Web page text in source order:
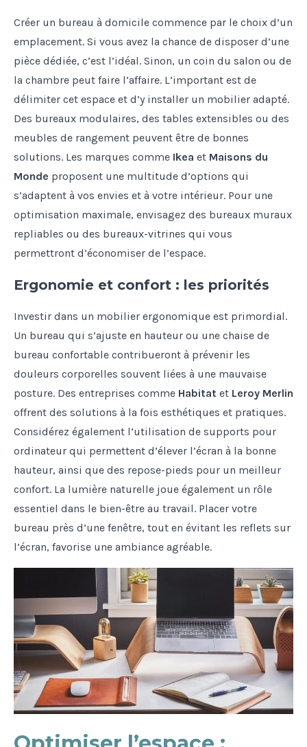
Créer un bureau à domicile commence par le choix d’un
emplacement. Si vous avez la chance de disposer d’une
pièce dédiée, c’est l’idéal. Sinon, un coin du salon ou de
la chambre peut faire l’affaire. L’important est de
délimiter cet espace et d’y installer un mobilier adapté.
Des bureaux modulaires, des tables extensibles ou des
meubles de rangement peuvent être de bonnes
solutions. Les marques comme Ikea et Maisons du
Monde proposent une multitude d’options qui
s’adaptent à vos envies et à votre intérieur. Pour une
optimisation maximale, envisagez des bureaux muraux
repliables ou des bureaux-vitrines qui vous
permettront d’économiser de l’espace.
Ergonomie et confort : les priorités
Investir dans un mobilier ergonomique est primordial.
Un bureau qui s’ajuste en hauteur ou une chaise de
bureau confortable contribueront à prévenir les
douleurs corporelles souvent liées à une mauvaise
posture. Des entreprises comme Habitat et Leroy Merlin
offrent des solutions à la fois esthétiques et pratiques.
Considérez également l’utilisation de supports pour
ordinateur qui permettent d’élever l’écran à la bonne
hauteur, ainsi que des repose-pieds pour un meilleur
confort. La lumière naturelle joue également un rôle
essentiel dans le bien-être au travail. Placer votre
bureau près d’une fenêtre, tout en évitant les reflets sur
l’écran, favorise une ambiance agréable.